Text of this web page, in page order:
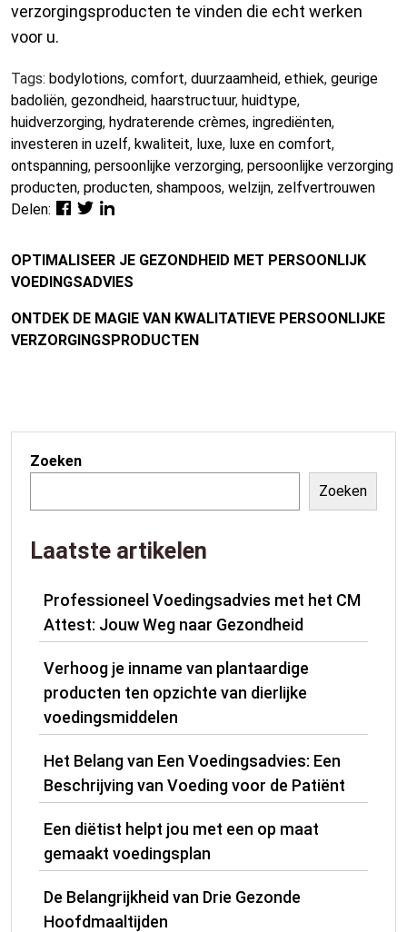
verzorgingsproducten te vinden die echt werken
voor u.
Tags: bodylotions, comfort, duurzaamheid, ethiek, geurige
badoliën, gezondheid, haarstructuur, huidtype,
huidverzorging, hydraterende crèmes, ingrediënten,
investeren in uzelf, kwaliteit, luxe, luxe en comfort,
ontspanning, persoonlijke verzorging, persoonlijke verzorging
producten, producten, shampoos, welzijn, zelfvertrouwen
Delen:
OPTIMALISEER JE GEZONDHEID MET PERSOONLIJK
VOEDINGSADVIES
ONTDEK DE MAGIE VAN KWALITATIEVE PERSOONLIJKE
VERZORGINGSPRODUCTEN
Zoeken
Zoeken
Laatste artikelen
Professioneel Voedingsadvies met het CM
Attest: Jouw Weg naar Gezondheid
Verhoog je inname van plantaardige
producten ten opzichte van dierlijke
voedingsmiddelen
Het Belang van Een Voedingsadvies: Een
Beschrijving van Voeding voor de Patiënt
Een diëtist helpt jou met een op maat
gemaakt voedingsplan
De Belangrijkheid van Drie Gezonde
Hoofdmaaltijden